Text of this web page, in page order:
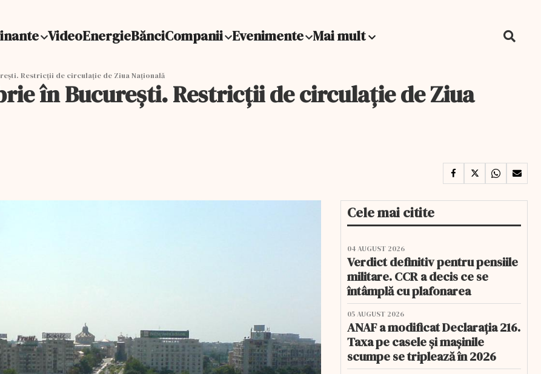
VideoEnergieBănciCompanii Evenimente Mai mult
Restricţii de circulaţie de Ziua Naţională
în Bucureşti. Restricţii de circulaţie de Ziua
Cele mai citite
04 AUGUST 2026
Verdict definitiv pentru pensiile
militare. CCR a decis ce se
întâmplă cu plafonarea
05 AUGUST 2026
ANAF a modificat Declarația 216.
Taxa pe casele și mașinile
scumpe se triplează în 2026